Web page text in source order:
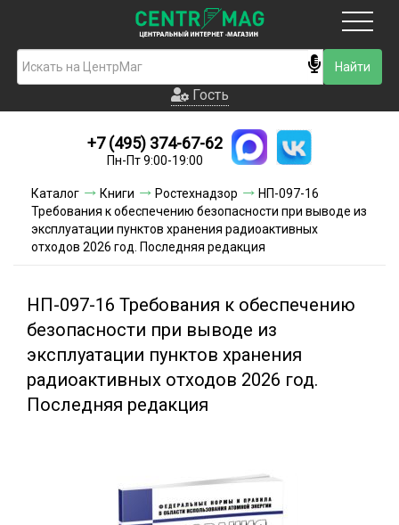
Гость
Новинки
Условия доставки
Условия оплаты
Акции и скидки
Гость
+7 (495) 374-67-62
Пн-Пт 9:00-19:00
Каталог Книги Ростехнадзор
НП-097-16
Требования к обеспечению безопасности при выводе из
эксплуатации пунктов хранения радиоактивных
отходов 2026 год. Последняя редакция
НП-097-16 Требования к обеспечению
безопасности при выводе из
эксплуатации пунктов хранения
радиоактивных отходов 2026 год.
Последняя редакция